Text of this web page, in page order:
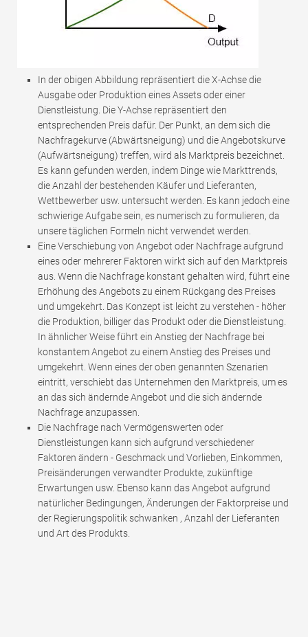
In der obigen Abbildung repräsentiert die X-Achse die
Ausgabe oder Produktion eines Assets oder einer
Dienstleistung. Die Y-Achse repräsentiert den
entsprechenden Preis dafür. Der Punkt, an dem sich die
Nachfragekurve (Abwärtsneigung) und die Angebotskurve
(Aufwärtsneigung) treffen, wird als Marktpreis bezeichnet.
Es kann gefunden werden, indem Dinge wie Markttrends,
die Anzahl der bestehenden Käufer und Lieferanten,
Wettbewerber usw. untersucht werden. Es kann jedoch eine
schwierige Aufgabe sein, es numerisch zu formulieren, da
unsere täglichen Formeln nicht verwendet werden.
Eine Verschiebung von Angebot oder Nachfrage aufgrund
eines oder mehrerer Faktoren wirkt sich auf den Marktpreis
aus. Wenn die Nachfrage konstant gehalten wird, führt eine
Erhöhung des Angebots zu einem Rückgang des Preises
und umgekehrt. Das Konzept ist leicht zu verstehen - höher
die Produktion, billiger das Produkt oder die Dienstleistung.
In ähnlicher Weise führt ein Anstieg der Nachfrage bei
konstantem Angebot zu einem Anstieg des Preises und
umgekehrt. Wenn eines der oben genannten Szenarien
eintritt, verschiebt das Unternehmen den Marktpreis, um es
an das sich ändernde Angebot und die sich ändernde
Nachfrage anzupassen.
Die Nachfrage nach Vermögenswerten oder
Dienstleistungen kann sich aufgrund verschiedener
Faktoren ändern - Geschmack und Vorlieben, Einkommen,
Preisänderungen verwandter Produkte, zukünftige
Erwartungen usw. Ebenso kann das Angebot aufgrund
natürlicher Bedingungen, Änderungen der Faktorpreise und
der Regierungspolitik schwanken , Anzahl der Lieferanten
und Art des Produkts.